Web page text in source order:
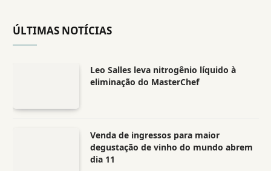
ÚLTIMAS NOTÍCIAS
Leo Salles leva nitrogênio líquido à
eliminação do MasterChef
Venda de ingressos para maior
degustação de vinho do mundo abrem
dia 11